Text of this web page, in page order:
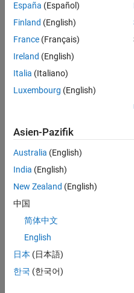
die
Suchkriterien
weiter
fassen
oder
alle
Stellenangebote
anzeigen .
noch
keine
offenen
Stellen
können,
die
Ihren
entsprechen,
werden
España (Español)
Finland (English)
France (Français)
Ireland (English)
Italia (Italiano)
Luxembourg (English)
Asien-Pazifik
Australia (English)
India (English)
New Zealand (English)
中国
简体中文
English
日本 (日本語)
한국 (한국어)